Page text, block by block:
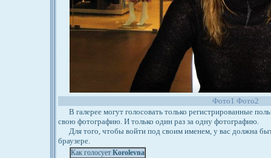
Фото1 Фото2
В галерее могут голосовать только регистрированные
свою фотографию. И только один раз за одну фотографию.
Для того, чтобы войти под своим именем, у вас должна
браузере.
Как голосует Korolevna